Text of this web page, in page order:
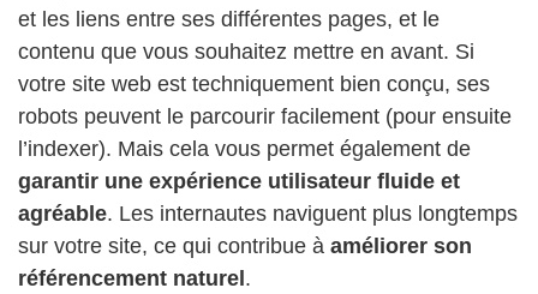
et les liens entre ses différentes pages, et le
contenu que vous souhaitez mettre en avant. Si
votre site web est techniquement bien conçu, ses
robots peuvent le parcourir facilement (pour ensuite
l’indexer). Mais cela vous permet également de
garantir une expérience utilisateur fluide et
agréable. Les internautes naviguent plus longtemps
sur votre site, ce qui contribue à améliorer son
référencement naturel.